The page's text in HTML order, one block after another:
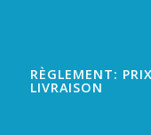
RÈGLEMENT:
LIVRAISON